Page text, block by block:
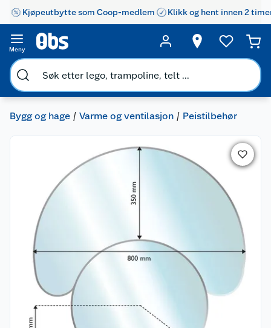
Kjøpeutbytte som Coop-medlem Klikk og hent innen 2
Meny
Bygg og hage Varme og ventilasjon Peistilbehør